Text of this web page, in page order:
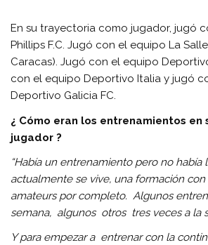
En su trayectoria como jugador, jugó
Phillips F.C. Jugó con el equipo La
Caracas). Jugó con el equipo
con el equipo Deportivo Italia y jugó
Deportivo Galicia FC.
¿ Cómo eran los entrenamientos en
jugador ?
“Había un entrenamiento pero no había
actualmente se vive, una formación con
amateurs por completo. Algunos
semana, algunos otros tres veces a la
Y para empezar a entrenar con la